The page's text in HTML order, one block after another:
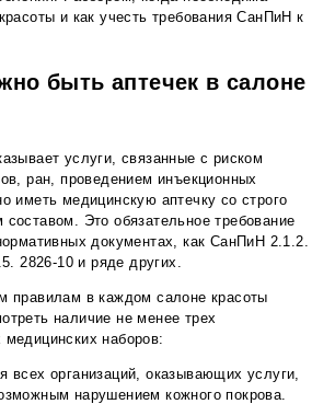
и как учесть требования СанПиН к
быть аптечек в салоне
услуги, связанные с риском
ран, проведением инъекционных
иметь медицинскую аптечку со строго
Это обязательное требование
документах, как СанПиН 2.1.2.
2826-10 и ряде других.
правилам в каждом салоне красоты
наличие не менее трех
наборов:
всех организаций, оказывающих услуги,
нарушением кожного покрова.